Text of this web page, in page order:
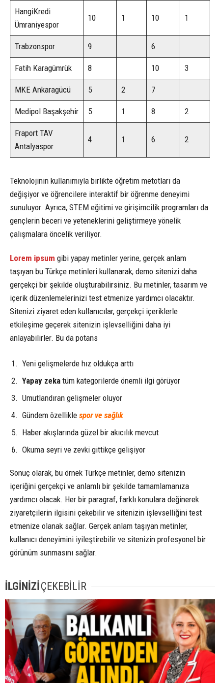
HangiKredi
Ümraniyespor
10 1 10 1
Trabzonspor 9 6
Fatih Karagümrük 8 10 3
MKE Ankaragücü 5 2 7
Medipol Başakşehir 5 1 8 2
Fraport TAV
Antalyaspor
4 1 6 2
Teknolojinin kullanımıyla birlikte öğretim metotları da
değişiyor ve öğrencilere interaktif bir öğrenme deneyimi
sunuluyor. Ayrıca, STEM eğitimi ve girişimcilik programları da
gençlerin beceri ve yeteneklerini geliştirmeye yönelik
çalışmalara öncelik veriliyor.
Lorem ipsum gibi yapay metinler yerine, gerçek anlam
taşıyan bu Türkçe metinleri kullanarak, demo sitenizi daha
gerçekçi bir şekilde oluşturabilirsiniz. Bu metinler, tasarım ve
içerik düzenlemelerinizi test etmenize yardımcı olacaktır.
Sitenizi ziyaret eden kullanıcılar, gerçekçi içeriklerle
etkileşime geçerek sitenizin işlevselliğini daha iyi
anlayabilirler. Bu da potans
Yeni gelişmelerde hız oldukça arttı
Yapay zeka tüm kategorilerde önemli ilgi görüyor
Umutlandıran gelişmeler oluyor
Gündem özellikle spor ve sağlık
Haber akışlarında güzel bir akıcılık mevcut
Okuma seyri ve zevki gittikçe gelişiyor
Sonuç olarak, bu örnek Türkçe metinler, demo sitenizin
içeriğini gerçekçi ve anlamlı bir şekilde tamamlamanıza
yardımcı olacak. Her bir paragraf, farklı konulara değinerek
ziyaretçilerin ilgisini çekebilir ve sitenizin işlevselliğini test
etmenize olanak sağlar. Gerçek anlam taşıyan metinler,
kullanıcı deneyimini iyileştirebilir ve sitenizin profesyonel bir
görünüm sunmasını sağlar.
İLGİNİZİÇEKEBİLİR